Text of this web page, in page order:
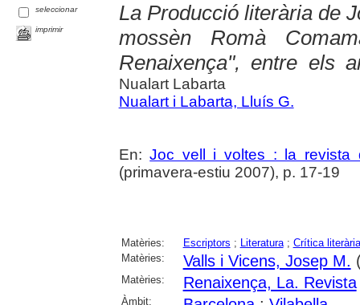
seleccionar
imprimir
La Producció literària de
mossèn Romà
Renaixença", entre els
Nualart Labarta
Nualart i Labarta, Lluís G.
En:Joc vell i voltes : la revista
(primavera-estiu 2007), p. 17-19
Matèries: Escriptors ; Literatura; Crítica literària
Matèries:
Valls i Vicens, Josep M.
Matèries: Renaixença, La. Revista
Àmbit: